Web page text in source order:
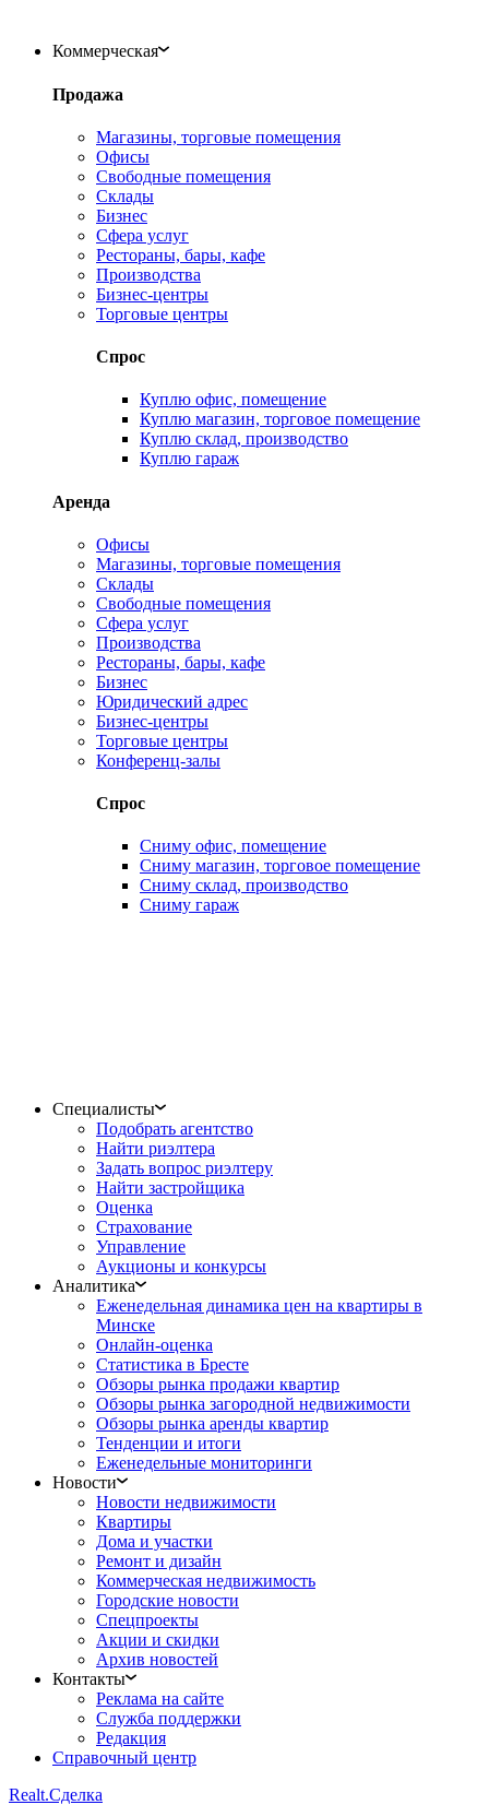
Коммерческая
Продажа
Магазины, торговые помещения
Офисы
Свободные помещения
Склады
Бизнес
Сфера услуг
Рестораны, бары, кафе
Производства
Бизнес-центры
Торговые центры
Спрос
Куплю офис, помещение
Куплю магазин, торговое помещение
Куплю склад, производство
Куплю гараж
Аренда
Офисы
Магазины, торговые помещения
Склады
Свободные помещения
Сфера услуг
Производства
Рестораны, бары, кафе
Бизнес
Юридический адрес
Бизнес-центры
Торговые центры
Конференц-залы
Спрос
Сниму офис, помещение
Сниму магазин, торговое помещение
Сниму склад, производство
Сниму гараж
Специалисты
Подобрать агентство
Найти риэлтера
Задать вопрос риэлтеру
Найти застройщика
Оценка
Страхование
Управление
Аукционы и конкурсы
Аналитика
Еженедельная динамика цен на квартиры в
Минске
Онлайн-оценка
Статистика в Бресте
Обзоры рынка продажи квартир
Обзоры рынка загородной недвижимости
Обзоры рынка аренды квартир
Тенденции и итоги
Еженедельные мониторинги
Новости
Новости недвижимости
Квартиры
Дома и участки
Ремонт и дизайн
Коммерческая недвижимость
Городские новости
Спецпроекты
Акции и скидки
Архив новостей
Контакты
Реклама на сайте
Служба поддержки
Редакция
Справочный центр
Realt.Сделка